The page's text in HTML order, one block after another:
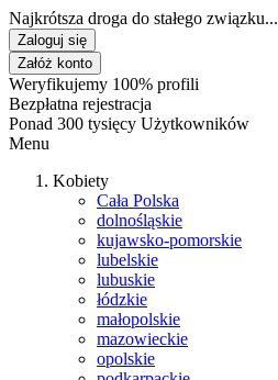
Najkrótsza droga do stałego związku...
Zaloguj się
Załóż konto
Weryfikujemy 100% profili
Bezpłatna rejestracja
Ponad 300 tysięcy Użytkowników
Menu
Kobiety
Cała Polska
dolnośląskie
kujawsko-pomorskie
lubelskie
lubuskie
łódzkie
małopolskie
mazowieckie
opolskie